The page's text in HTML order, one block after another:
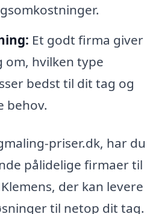
Et godt firma giver
om, hvilken type
bedst til dit tag og
behov.
priser.dk, har du
pålidelige firmaer til
der kan levere
til netop dit tag.